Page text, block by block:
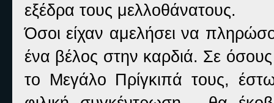
εξέδρα τους μελλοθάνατους.
Όσοι είχαν αμελήσει να
ένα βέλος στην καρδιά. Σε όσους
το Μεγάλο Πρίγκιπά τους,